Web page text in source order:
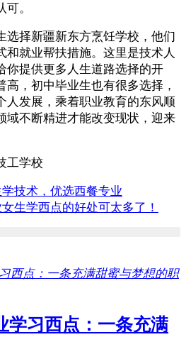
。
选择新疆新东方烹饪学校，他们
和就业帮扶措施。这里是技术人
你提供更多人生道路选择的开
，初中毕业生也有很多选择，
人发展，乘着职业教育的东风顺
域不断精进才能改变现状，迎来
工学校
技术，优选西餐专业
生学西点的好处可太多了！
学习西点：一条充满